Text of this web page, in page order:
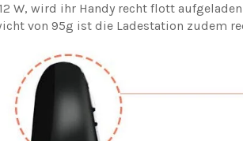
W, wird ihr Handy recht flott
von 95g ist die Ladestation zudem